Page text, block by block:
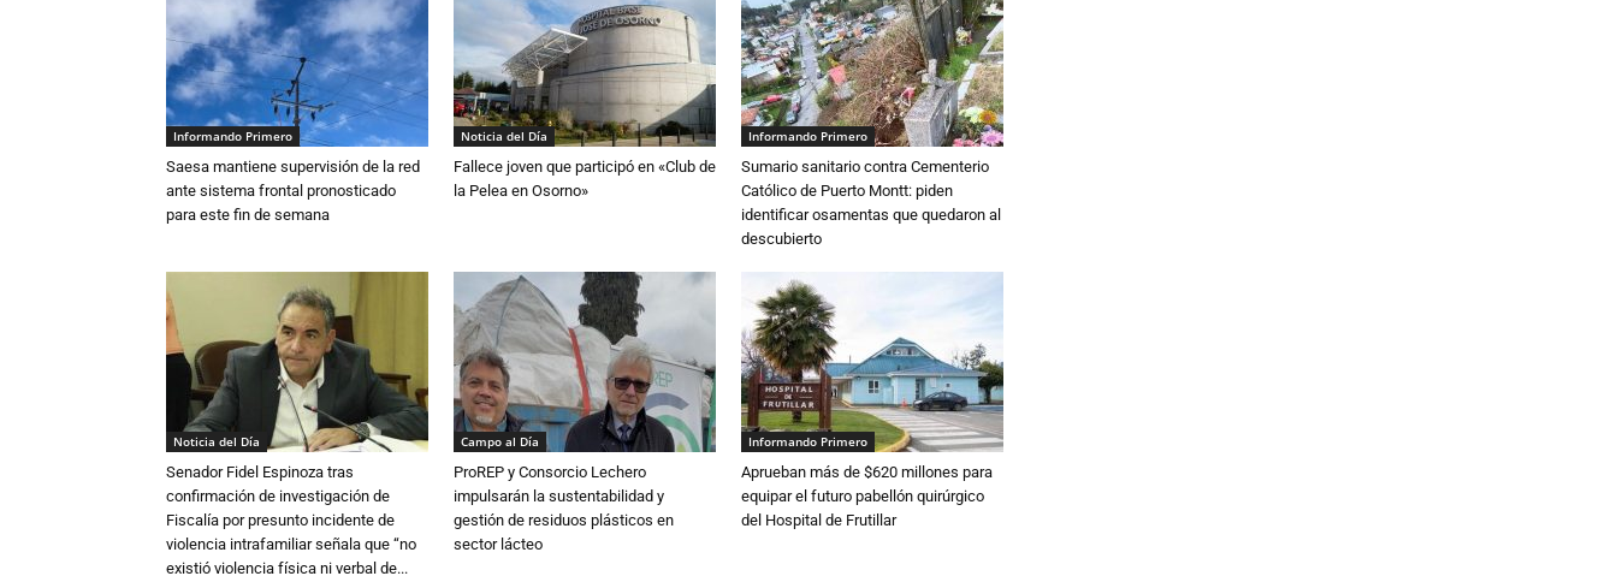
Informando Primero
Saesa mantiene supervisión de la red
ante sistema frontal pronosticado
para este fin de semana
Noticia del Día
Fallece joven que participó en «Club de
la Pelea en Osorno»
Informando Primero
Sumario sanitario contra Cementerio
Católico de Puerto Montt: piden
identificar osamentas que quedaron al
descubierto
Noticia del Día
Senador Fidel Espinoza tras
confirmación de investigación de
Fiscalía por presunto incidente de
violencia intrafamiliar señala que “no
existió violencia física ni verbal de...
Campo al Día
ProREP y Consorcio Lechero
impulsarán la sustentabilidad y
gestión de residuos plásticos en
sector lácteo
Informando Primero
Aprueban más de $620 millones para
equipar el futuro pabellón quirúrgico
del Hospital de Frutillar